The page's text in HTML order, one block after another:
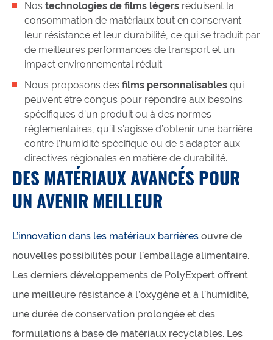
Nos technologies de films légers réduisent la
consommation de matériaux tout en conservant
leur résistance et leur durabilité, ce qui se traduit par
de meilleures performances de transport et un
impact environnemental réduit.
Nous proposons des films personnalisables qui
peuvent être conçus pour répondre aux besoins
spécifiques d’un produit ou à des normes
réglementaires, qu’il s’agisse d’obtenir une barrière
contre l’humidité spécifique ou de s’adapter aux
directives régionales en matière de durabilité.
DES MATÉRIAUX AVANCÉS POUR
UN AVENIR MEILLEUR
L’innovation dans les matériaux barrières ouvre de
nouvelles possibilités pour l’emballage alimentaire.
Les derniers développements de PolyExpert offrent
une meilleure résistance à l’oxygène et à l’humidité,
une durée de conservation prolongée et des
formulations à base de matériaux recyclables. Les